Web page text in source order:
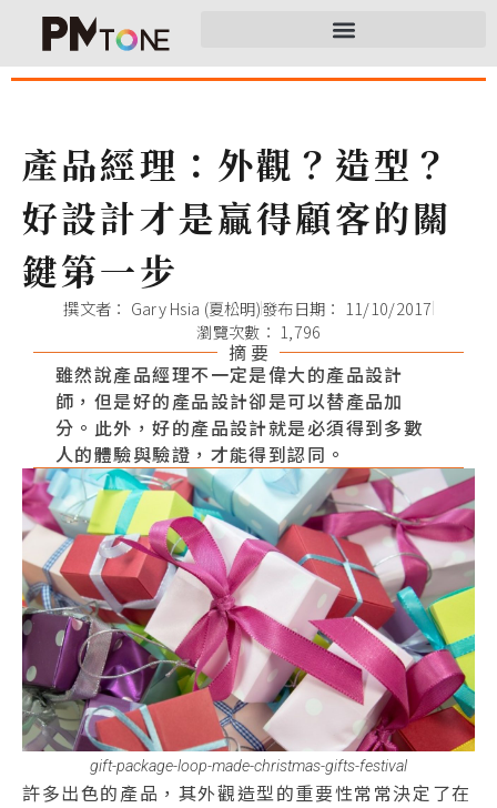
產品經理：外觀？造型？
好設計才是贏得顧客的關
鍵第一步
撰文者： Gary Hsia (夏松明)發布日期： 11/10/2017
瀏覽次數： 1,796
摘 要
雖然說產品經理不一定是偉大的產品設計
師，但是好的產品設計卻是可以替產品加
分。此外，好的產品設計就是必須得到多數
人的體驗與驗證，才能得到認同。
gift-package-loop-made-christmas-gifts-festival
許多出色的產品，其外觀造型的重要性常常決定了在